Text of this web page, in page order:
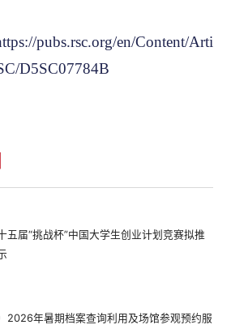
pubs.rsc.org/en/Content/Arti
D5SC07784B
五届“挑战杯”中国大学生创业计划竞赛拟推
2026年暑期档案查询利用及场馆参观预约服